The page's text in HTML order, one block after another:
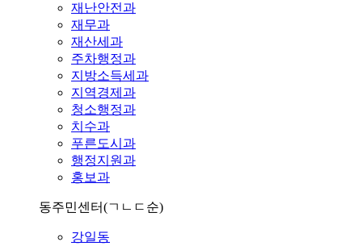
재난안전과
재무과
재산세과
주차행정과
지방소득세과
지역경제과
청소행정과
치수과
푸른도시과
행정지원과
홍보과
동주민센터(ㄱㄴㄷ순)
강일동